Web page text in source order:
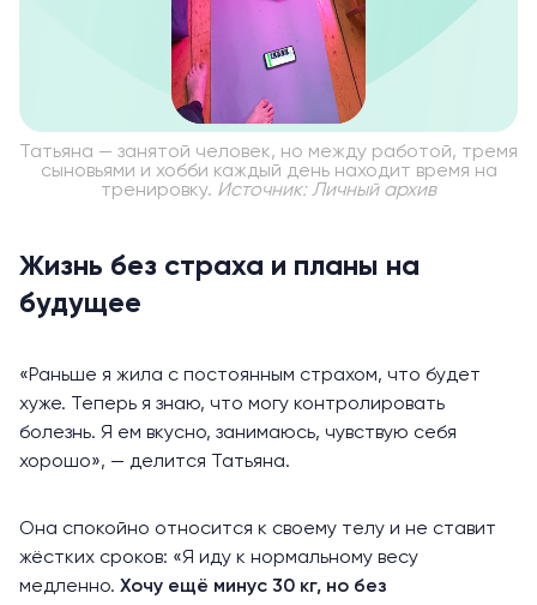
Татьяна — занятой человек, но между работой, тремя
сыновьями и хобби каждый день находит время на
тренировку. Источник: Личный архив
Жизнь без страха и планы на
будущее
«Раньше я жила с постоянным страхом, что будет
хуже. Теперь я знаю, что могу контролировать
болезнь. Я ем вкусно, занимаюсь, чувствую себя
хорошо», — делится Татьяна.
Она спокойно относится к своему телу и не ставит
жёстких сроков: «Я иду к нормальному весу
медленно. Хочу ещё минус 30 кг, но без